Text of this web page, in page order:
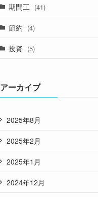
期間工 (41)
節約 (4)
投資 (5)
アーカイブ
2025年8月
2025年2月
2025年1月
2024年12月